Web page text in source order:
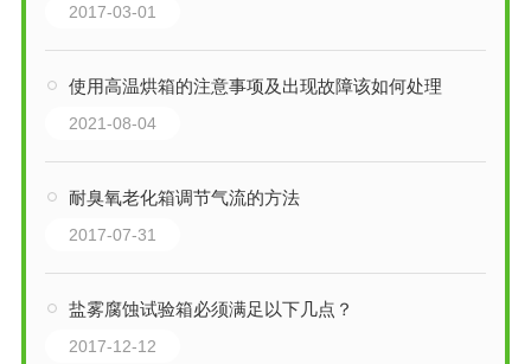
2017-03-01
使用高温烘箱的注意事项及出现故障该如何处理
2021-08-04
耐臭氧老化箱调节气流的方法
2017-07-31
盐雾腐蚀试验箱必须满足以下几点？
2017-12-12